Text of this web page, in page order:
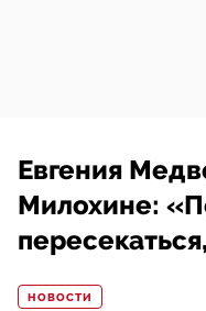
Евгения
Милохине:
НОВОСТИ